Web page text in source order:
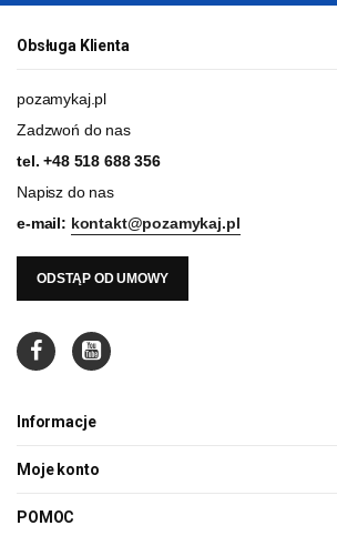
Obsługa Klienta
pozamykaj.pl
Zadzwoń do nas
tel.+48 518 688 356
Napisz do nas
e-mail: kontakt@pozamykaj.pl
ODSTĄP OD UMOWY
Informacje
Moje konto
POMOC